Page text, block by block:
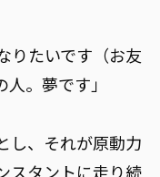
りたいです（お友
。夢です」
し、それが原動力
スタントに走り続